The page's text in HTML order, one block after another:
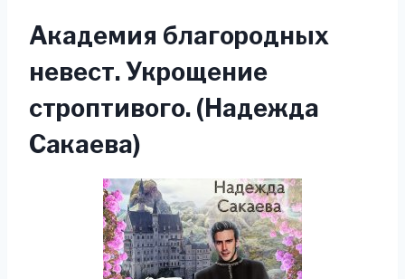
Академия благородных
невест. Укрощение
строптивого. (Надежда
Сакаева)